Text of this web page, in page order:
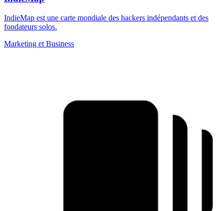
IndieMap est une carte mondiale des hackers indépendants et des
fondateurs solos.
Marketing et Business